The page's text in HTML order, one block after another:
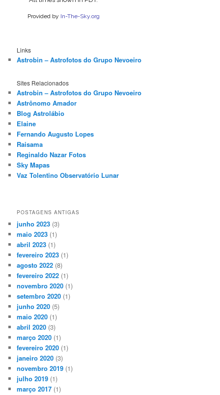
Links
Astrobin – Astrofotos do Grupo Nevoeiro
Sites Relacionados
Astrobin – Astrofotos do Grupo Nevoeiro
Astrônomo Amador
Blog Astrolábio
Elaine
Fernando Augusto Lopes
Raisama
Reginaldo Nazar Fotos
Sky Mapas
Vaz Tolentino Observatório Lunar
POSTAGENS ANTIGAS
junho 2023 (3)
maio 2023 (1)
abril 2023 (1)
fevereiro 2023 (1)
agosto 2022 (8)
fevereiro 2022 (1)
novembro 2020 (1)
setembro 2020 (1)
junho 2020 (5)
maio 2020 (1)
abril 2020 (3)
março 2020 (1)
fevereiro 2020 (1)
janeiro 2020 (3)
novembro 2019 (1)
julho 2019 (1)
março 2017 (1)